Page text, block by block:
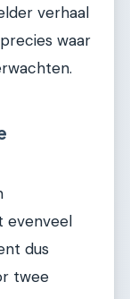
verhaal
waar
evenveel
dus
twee